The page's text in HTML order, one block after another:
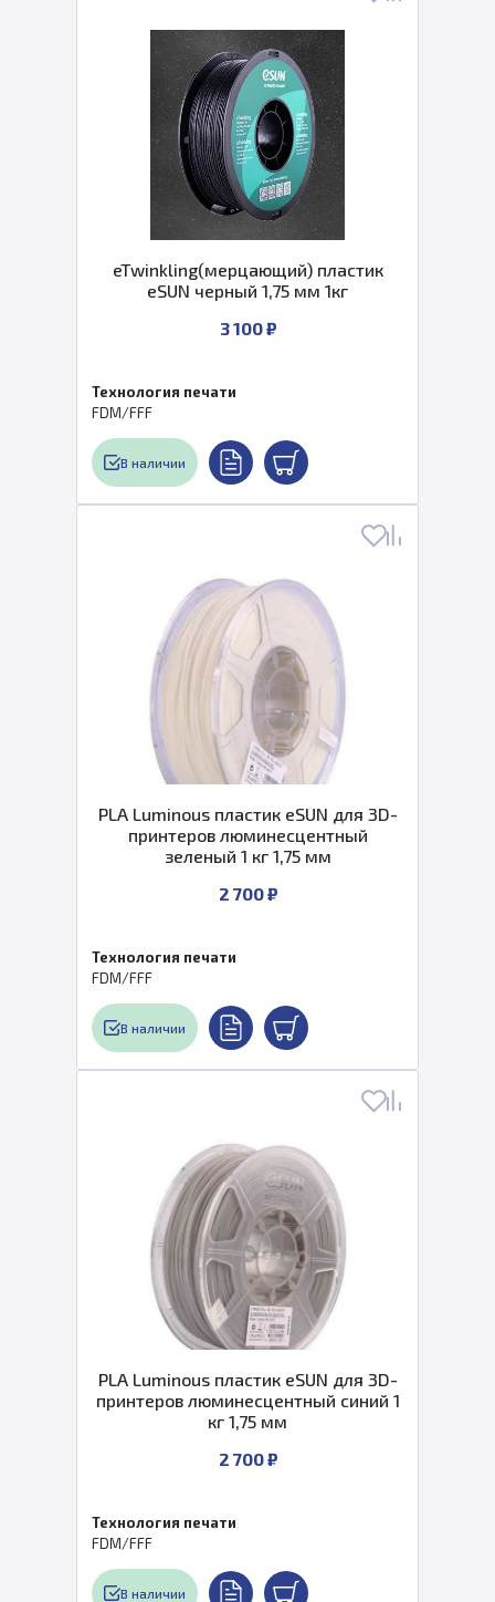
eTwinkling(мерцающий) пластик
eSUN черный 1,75 мм 1кг
3 100 ₽
Технология печати
FDM/FFF
В наличии
PLA Luminous пластик eSUN для 3D-
принтеров люминесцентный
зеленый 1 кг 1,75 мм
2 700 ₽
Технология печати
FDM/FFF
В наличии
PLA Luminous пластик eSUN для 3D-
принтеров люминесцентный синий 1
кг 1,75 мм
2 700 ₽
Технология печати
FDM/FFF
В наличии